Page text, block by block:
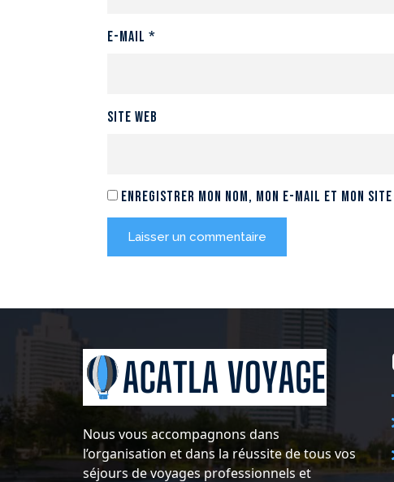
E-mail *
Site web
Enregistrer mon nom, mon e-mail et mon
Nous vous accompagnons dans
l’organisation et dans la réussite de tous vos
séjours de voyages professionnels et